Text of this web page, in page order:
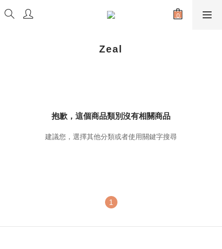
Zeal
抱歉，這個商品類別沒有相關商品
建議您，選擇其他分類或者使用關鍵字搜尋
1